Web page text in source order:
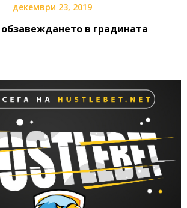
декември 23, 2019
в градината